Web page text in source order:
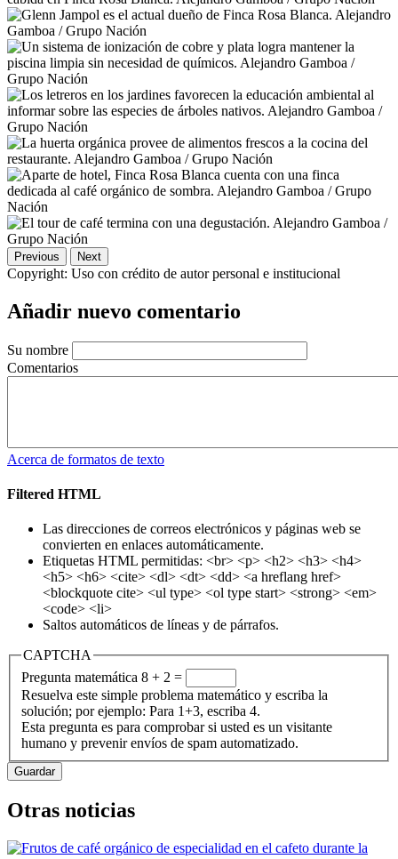
Previous Next
Copyright: Uso con crédito de autor personal e institucional
Añadir nuevo comentario
Su nombre
Comentarios
Acerca de formatos de texto
Filtered HTML
Las direcciones de correos electrónicos y páginas web se
convierten en enlaces automáticamente.
Etiquetas HTML permitidas: <br> <p> <h2> <h3> <h4>
<h5> <h6> <cite> <dl> <dt> <dd> <a hreflang href>
<blockquote cite> <ul type> <ol type start> <strong> <em>
<code> <li>
Saltos automáticos de líneas y de párrafos.
CAPTCHA
Pregunta matemática 8 + 2 =
Resuelva este simple problema matemático y escriba la
solución; por ejemplo: Para 1+3, escriba 4.
Esta pregunta es para comprobar si usted es un visitante
humano y prevenir envíos de spam automatizado.
Otras noticias